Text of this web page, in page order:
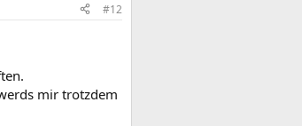
#12
mir trotzdem